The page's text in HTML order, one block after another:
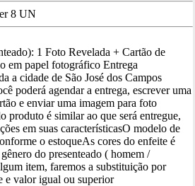
8 UN
1 Foto Revelada + Cartão de
em papel fotográfico Entrega
a cidade de São José dos Campos
poderá agendar a entrega, escrever uma
e enviar uma imagem para foto
produto é similar ao que será entregue,
em suas característicasO modelo de
o estoqueAs cores do enfeite é
do presenteado ( homem /
item, faremos a substituição por
e valor igual ou superior